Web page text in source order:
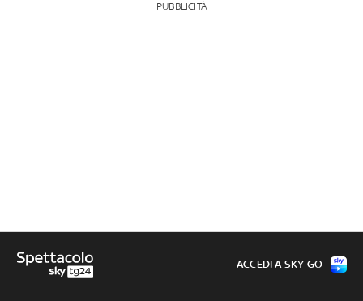
PUBBLICITÀ
ACCEDI A SKY GO